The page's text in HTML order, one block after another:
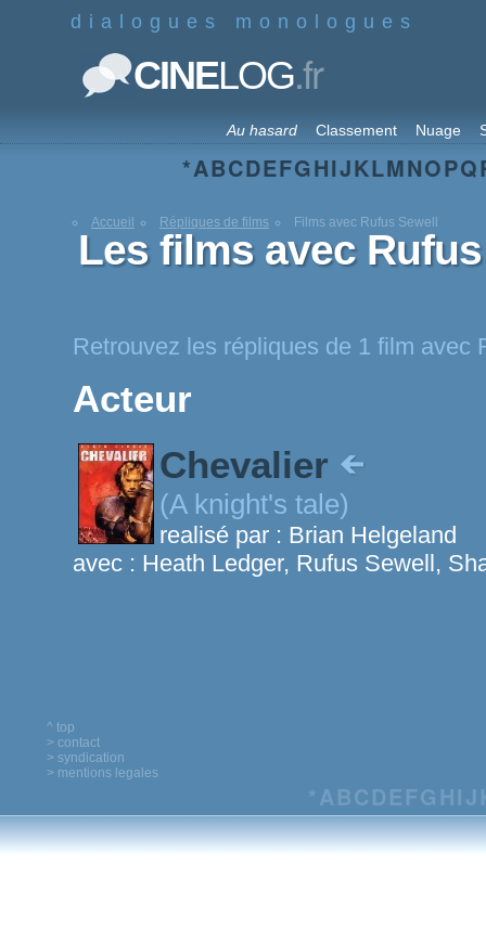
dialogues monologues
CINELOG.fr
Au hasard Classement Nuage
*ABCDEFGHIJKLMNOPQ
Accueil Répliques de films Films avec Rufus Sewell
Les films avec
Retrouvez les répliques de 1 film avec
Acteur
Chevalier
(A knight's tale)
realisé par : Brian Helgeland
avec : Heath Ledger, Rufus Sewell,
^ top
> contact
> syndication
> mentions legales
*ABCDEFG HIJ